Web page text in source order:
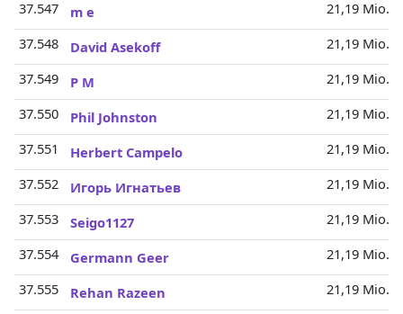
37.547 m e
21,19 Mio.
37.548
David Asekoff
21,19 Mio.
37.549
P M
21,19 Mio.
37.550
Phil Johnston
21,19 Mio.
37.551
Herbert Campelo
21,19 Mio.
37.552
Игорь Игнатьев
21,19 Mio.
37.553
Seigo1127
21,19 Mio.
37.554
Germann Geer
21,19 Mio.
37.555
Rehan Razeen
21,19 Mio.